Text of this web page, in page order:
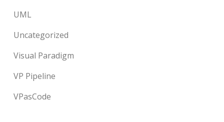
UML
Uncategorized
Visual Paradigm
VP Pipeline
VPasCode